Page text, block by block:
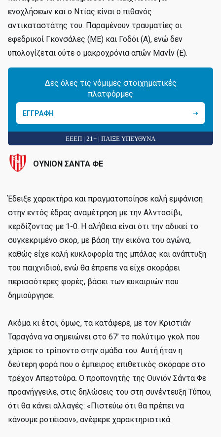
ενοχλήσεων και ο Ντίας είναι ο πιθανός
αντικαταστάτης του. Παραμένουν τραυματίες οι
εφεδρικοί Γκονσάλες (ΜΕ) και Γοδόι (Α), ενώ δεν
υπολογίζεται ούτε ο μακροχρόνια απών Μανίν (Ε).
Δες όλες τις νόμιμες στοιχηματικές
πλατφόρμες
ΕΓΓΡΑΦΗ
ΕΕΕΠ | 21+ | ΠΑΙΞΕ ΥΠΕΥΘΥΝΑ
ΟΥΝΙΟΝ ΣΑΝΤΑ ΦΕ
Έδειξε χαρακτήρα και πραγματοποίησε καλή εμφάνιση
στην εντός έδρας αναμέτρηση με την Αλντοσίβι,
κερδίζοντας με 1-0. Η αλήθεια είναι ότι την αδικεί το
συγκεκριμένο σκορ, με βάση την εικόνα του αγώνα,
καθώς είχε καλή κυκλοφορία της μπάλας και ανάπτυξη
του παιχνιδιού, ενώ θα έπρεπε να είχε σκοράρει
περισσότερες φορές, βάσει των ευκαιριών που
δημιούργησε.
Ακόμα κι έτσι, όμως, τα κατάφερε, με τον Κριστιάν
Ταραγόνα να σημειώνει στο 67’ το πολύτιμο γκολ που
χάρισε το τρίποντο στην ομάδα του. Αυτή ήταν η
δεύτερη φορά που ο έμπειρος επιθετικός σκόραρε στο
τρέχον Απερτούρα. Ο προπονητής της Ουνιόν Σάντα Φε
προανήγγειλε, στις δηλώσεις του στη συνέντευξη Τύπου,
ότι θα κάνει αλλαγές: «Πιστεύω ότι θα πρέπει να
κάνουμε ροτέισον», ανέφερε χαρακτηριστικά.